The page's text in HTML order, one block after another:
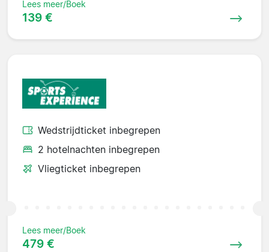
Lees meer/Boek
139 €
Wedstrijdticket inbegrepen
2 hotelnachten inbegrepen
Vliegticket inbegrepen
Lees meer/Boek
479 €